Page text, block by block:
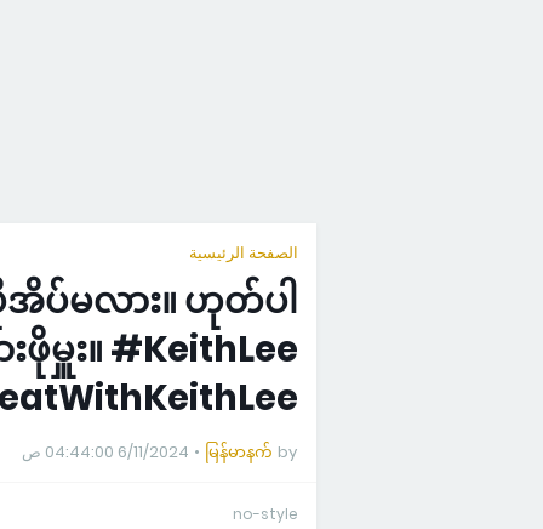
الصفحة الرئيسية
ပ်မလား။ ဟုတ်ပါ
ဖိုမှူး။ #KeithLee
by
မြန်မာနက် 6/11/2024 04:44:00 ص
no-style